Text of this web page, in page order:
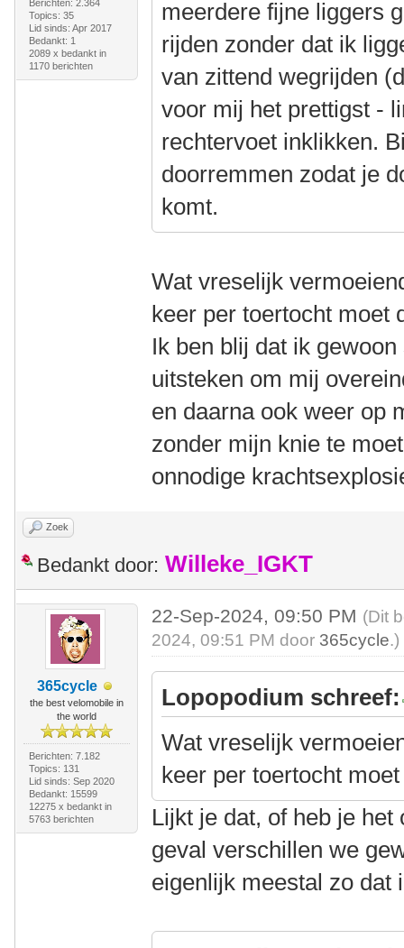
Berichten: 2.364
Topics: 35
Lid sinds: Apr 2017
Bedankt: 1
2089 x bedankt in
1170 berichten
meerdere fijne liggers
rijden zonder dat ik
van zittend wegrijden
voor mij het prettigst -
rechtervoet inklikken.
doorremmen zodat je
komt.
Wat vreselijk
keer per toertocht moet
Ik ben blij dat ik
uitsteken om mij
en daarna ook weer op
zonder mijn knie te
onnodige
Zoek
Bedankt door: Willeke_IGKT
365cycle
the best velomobile in
the world
Berichten: 7.182
Topics: 131
Lid sinds: Sep 2020
Bedankt: 15599
12275 x bedankt in
5763 berichten
22-Sep-2024, 09:50 PM (Dit
2024, 09:51 PM door 365cycle.)
Lopopodium schreef:
Wat vreselijk
keer per toertocht
Lijkt je dat, of heb je
geval verschillen we
eigenlijk meestal zo dat